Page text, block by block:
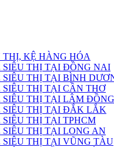
THỊ, KỆ HÀNG HÓA
SIÊU THỊ TẠI ĐỒNG NAI
SIÊU THỊ TẠI BÌNH
SIÊU THỊ TẠI CẦN THƠ
SIÊU THỊ TẠI LÂM ĐỒNG
SIÊU THỊ TẠI ĐẮK LẮK
SIÊU THỊ TẠI TPHCM
SIÊU THỊ TẠI LONG AN
SIÊU THỊ TẠI VŨNG TÀU